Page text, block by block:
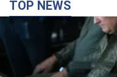
TOP NEWS